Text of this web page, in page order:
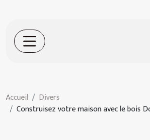
Accueil
Divers
Construisez votre maison avec le bois